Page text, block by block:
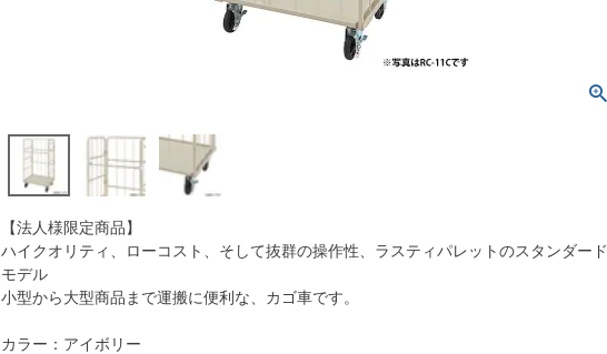
【法人様限定商品】
ハイクオリティ、ローコスト、そして抜群の操作性、ラスティパレットのスタンダード
モデル
小型から大型商品まで運搬に便利な、カゴ車です。
カラー：アイボリー